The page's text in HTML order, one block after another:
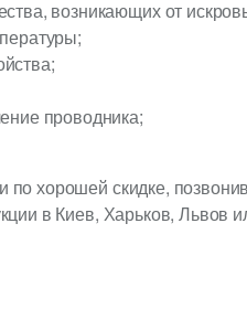
возникающих от
проводника;
по хорошей скидке,
в Киев, Харьков, Львов